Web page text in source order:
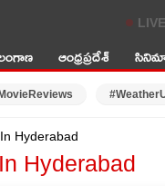
ఆంధ్రప్రదేశ్
Hyderabad
Hyderabad